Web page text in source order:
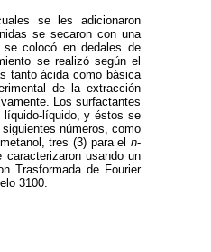
se les adicionaron
se secaron con una
se colocó en dedales de
se realizó según el
tanto ácida como básica
de la extracción
Los surfactantes
líquido-líquido, y éstos se
números, como
tres (3) para el n-
usando un
Trasformada de Fourier
3100.